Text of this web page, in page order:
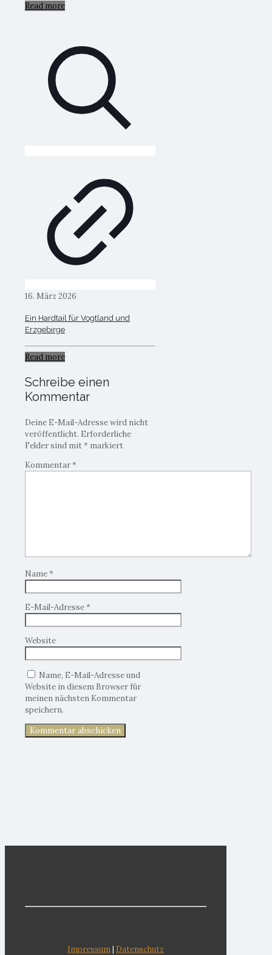
Read more
16. März 2026
Ein Hardtail für Vogtland und
Erzgebirge
Read more
Schreibe einen
Kommentar
Deine E-Mail-Adresse wird nicht
veröffentlicht. Erforderliche
Felder sind mit* markiert
Kommentar*
Name*
E-Mail-Adresse*
Website
Name, E-Mail-Adresse und
Website in diesem Browser für
meinen nächsten Kommentar
speichern.
Impressum| Datenschutz